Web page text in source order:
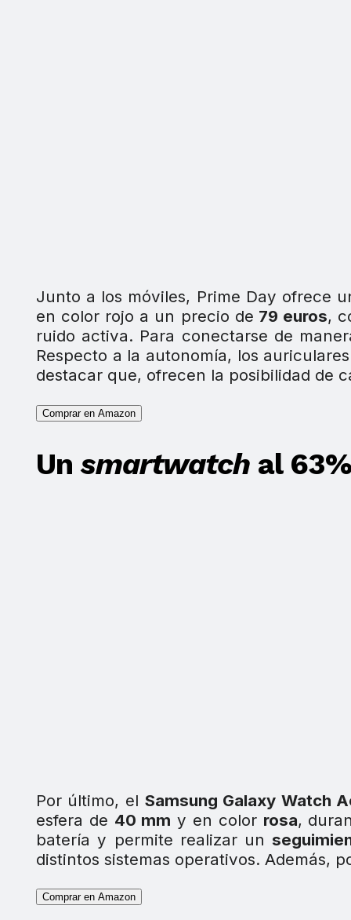
Junto a los móviles, Prime Day ofrece
en color rojo a un precio de 79 euros,
ruido activa. Para conectarse de
Respecto a la autonomía, los
destacar que, ofrecen la posibilidad de
Comprar en Amazon
Un smartwatchal
Por último, el Samsung Galaxy Watch
esfera de 40 mm y en color rosa,
batería y permite realizar un
distintos sistemas operativos. Además,
Comprar en Amazon